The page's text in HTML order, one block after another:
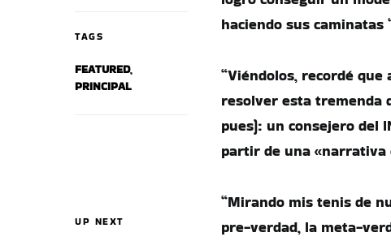
UP NEXT
TAGS
FEATURED,
PRINCIPAL
haciendo sus caminatas
“Viéndolos, recordé
resolver esta tremenda
pues): un consejero del
partir de una «narrativa
“Mirando mis tenis de
pre-verdad, la meta-